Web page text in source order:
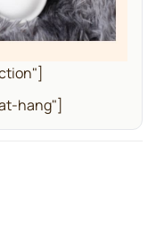
hang"]